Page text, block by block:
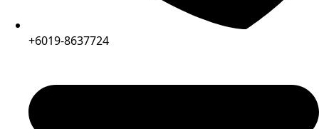
+6019-8637724